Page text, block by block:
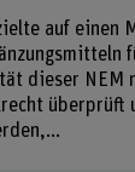
auf einen
dieser NEM
überprüft